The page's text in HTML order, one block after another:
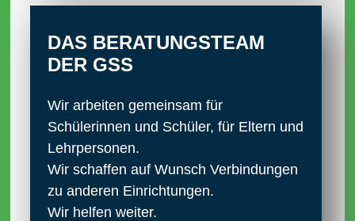
DAS BERATUNGS­TEAM
DER GSS
Wir arbeiten gemeinsam für
Schülerinnen und Schüler, für Eltern und
Lehrpersonen.
Wir schaffen auf Wunsch Verbindungen
zu anderen Einrichtungen.
Wir helfen weiter.